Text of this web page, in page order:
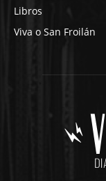
Libros
Viva o San Froilán